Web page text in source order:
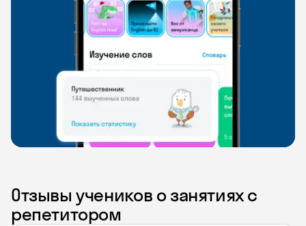
Отзывы учеников о занятиях с
репетитором